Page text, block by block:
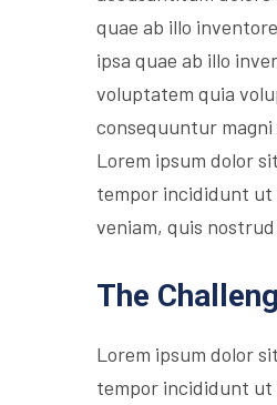
quae ab illo
ipsa quae ab illo
voluptatem quia
consequuntur
Lorem ipsum dolor
tempor incididunt ut
veniam, quis
The
Lorem ipsum dolor
tempor incididunt ut